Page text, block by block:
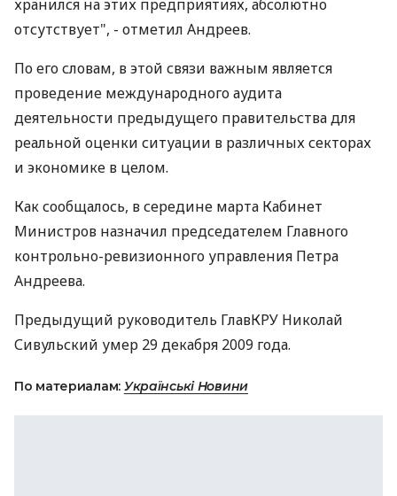
хранился на этих предприятиях, абсолютно
отсутствует", - отметил Андреев.
По его словам, в этой связи важным является
проведение международного аудита
деятельности предыдущего правительства для
реальной оценки ситуации в различных секторах
и экономике в целом.
Как сообщалось, в середине марта Кабинет
Министров назначил председателем Главного
контрольно-ревизионного управления Петра
Андреева.
Предыдущий руководитель ГлавКРУ Николай
Сивульский умер 29 декабря 2009 года.
По материалам: Українські Новини